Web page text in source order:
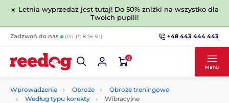
☀️ Letnia wyprzedaż jest tutaj! Do 50% zniżki na wszystko dla
Twoich pupili!
Zadzwoń do nas (Pn-Pt 8-16:30) +48 443 444 443
0
Menu
Wprowadzenie Obroże
Obroże treningowe
Według typu korekty
Wibracyjne